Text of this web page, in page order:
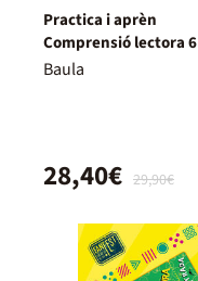
Practica i aprèn
Comprensió lectora 6
Primària
Baula
29,90€
28,40€